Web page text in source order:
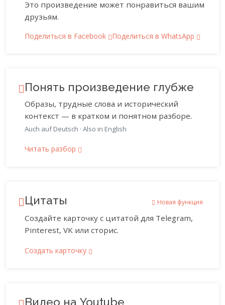
Это произведение может понравиться вашим
друзьям.
Поделиться в Facebook Поделиться в WhatsApp
Понять произведение глубже
Образы, трудные слова и исторический
контекст — в кратком и понятном разборе.
Auch auf Deutsch · Also in English
Читать разбор
Цитаты Новая функция
Создайте карточку с цитатой для Telegram,
Pinterest, VK или сторис.
Создать карточку
Видео на Youtube